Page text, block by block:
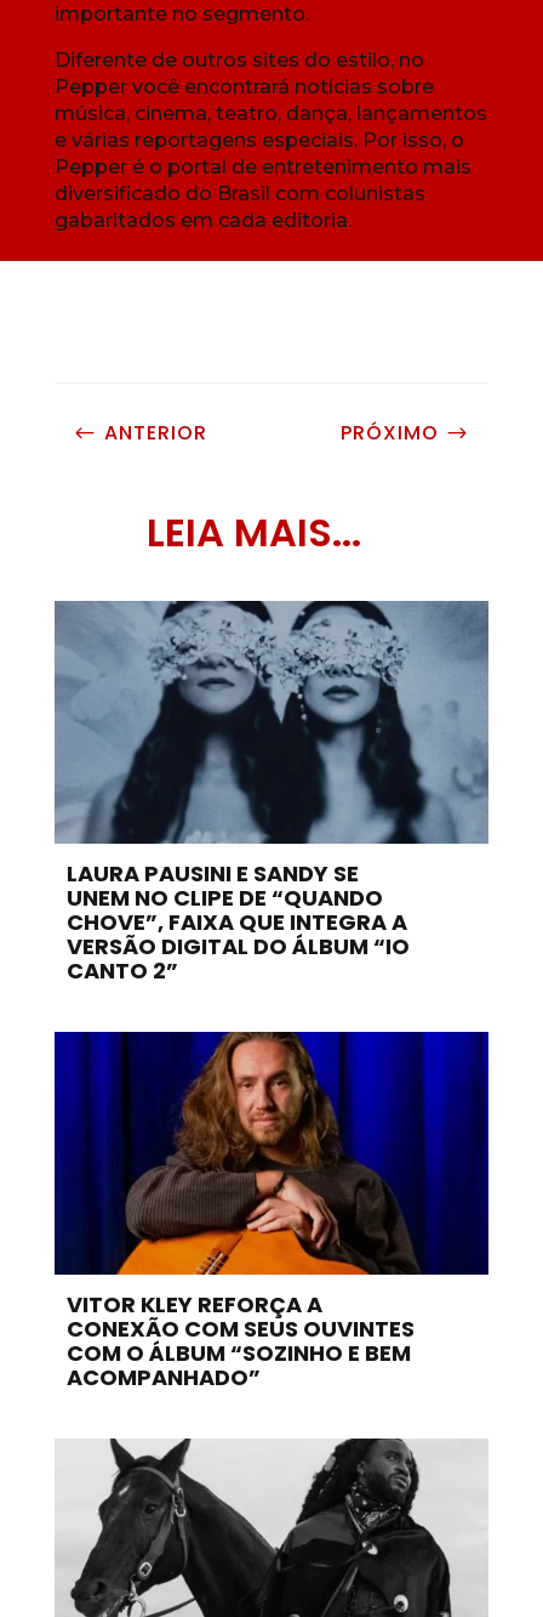
importante no segmento.
Diferente de outros sites do estilo, no
Pepper você encontrará notícias sobre
música, cinema, teatro, dança, lançamentos
e várias reportagens especiais. Por isso, o
Pepper é o portal de entretenimento mais
diversificado do Brasil com colunistas
gabaritados em cada editoria.
# ANTERIOR PRÓXIMO $
LEIA MAIS...
LAURA PAUSINI E SANDY SE
UNEM NO CLIPE DE “QUANDO
CHOVE”, FAIXA QUE INTEGRA A
VERSÃO DIGITAL DO ÁLBUM “IO
CANTO 2”
VITOR KLEY REFORÇA A
CONEXÃO COM SEUS OUVINTES
COM O ÁLBUM “SOZINHO E BEM
ACOMPANHADO”